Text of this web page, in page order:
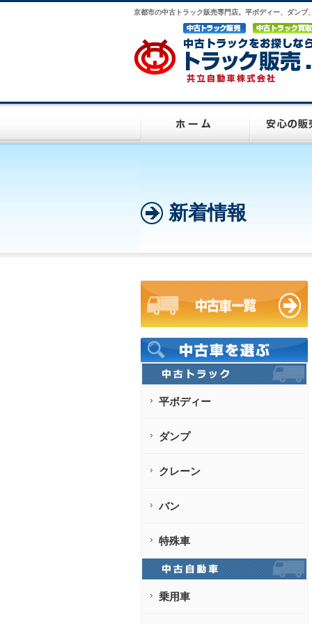
京都市の中古トラック販売専門店。平ボディー、ダンプ
新着情報
平ボディー
ダンプ
クレーン
バン
特殊車
乗用車